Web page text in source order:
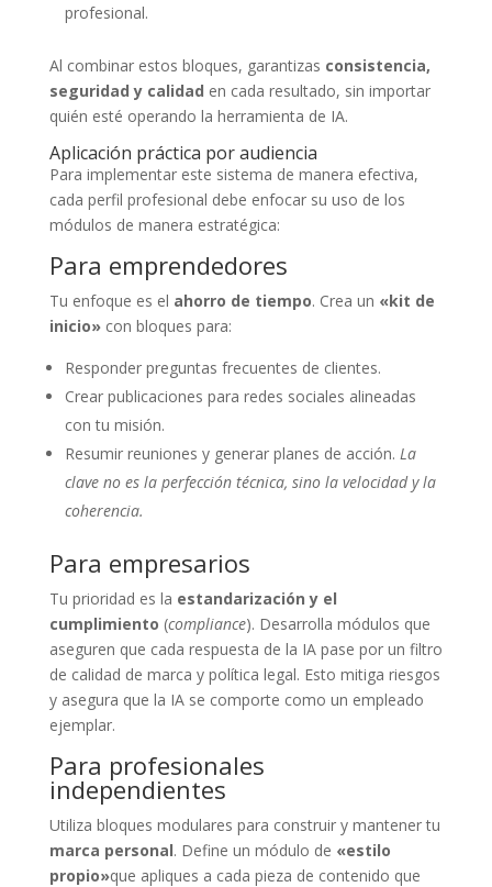
profesional.
Al combinar estos bloques, garantizas consistencia,
seguridad y calidad en cada resultado, sin importar
quién esté operando la herramienta de IA.
Aplicación práctica por audiencia
Para implementar este sistema de manera efectiva,
cada perfil profesional debe enfocar su uso de los
módulos de manera estratégica:
Para emprendedores
Tu enfoque es el ahorro de tiempo. Crea un «kit de
inicio»con bloques para:
Responder preguntas frecuentes de clientes.
Crear publicaciones para redes sociales alineadas
con tu misión.
Resumir reuniones y generar planes de acción. La
clave no es la perfección técnica, sino la velocidad y la
coherencia.
Para empresarios
Tu prioridad es la estandarización y el
cumplimiento (compliance). Desarrolla módulos que
aseguren que cada respuesta de la IA pase por un filtro
de calidad de marca y política legal. Esto mitiga riesgos
y asegura que la IA se comporte como un empleado
ejemplar.
Para profesionales
independientes
Utiliza bloques modulares para construir y mantener tu
marca personal. Define un módulo de «estilo
propio»que apliques a cada pieza de contenido que